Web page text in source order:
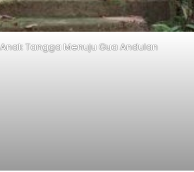
Anak Tangga Menuju Gua Andulan